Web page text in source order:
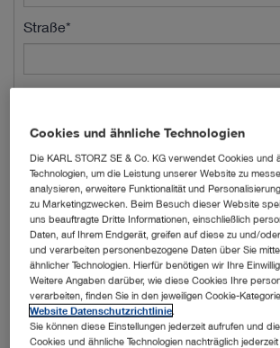
Straße*
Hausnummer*
Postleitzahl*
Ort
Name Praxis / Krankenhaus /
Cookies und ähnliche Technologien
Die KARL STORZ SE & Co. KG verwendet Cookies und
Technologien, um die Leistung unserer Website zu
analysieren, erweitere Funktionalität und
zu Marketingzwecken. Beim Besuch dieser Website
uns beauftragte Dritte Informationen, einschließlich
Daten, auf Ihrem Endgerät, greifen auf diese zu und/
und verarbeiten personenbezogene Daten über Sie
ähnlicher Technologien. Hierfür benötigen wir Ihre
Weitere Angaben darüber, wie diese Cookies Ihre
verarbeiten, finden Sie in den jeweiligen Cookie-
Website Datenschutzrichtlinie
Sie können diese Einstellungen jederzeit aufrufen und
Cookies und ähnliche Technologien nachträglich